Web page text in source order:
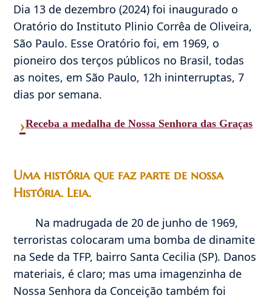
Dia 13 de dezembro (2024) foi inaugurado o
Oratório do Instituto Plinio Corrêa de Oliveira,
São Paulo. Esse Oratório foi, em 1969, o
pioneiro dos terços públicos no Brasil, todas
as noites, em São Paulo, 12h ininterruptas, 7
dias por semana.
›Receba a medalha de Nossa Senhora das Graças
Uma história que faz parte de nossa
História. Leia.
Na madrugada de 20 de junho de 1969,
terroristas colocaram uma bomba de dinamite
na Sede da TFP, bairro Santa Cecilia (SP). Danos
materiais, é claro; mas uma imagenzinha de
Nossa Senhora da Conceição também foi